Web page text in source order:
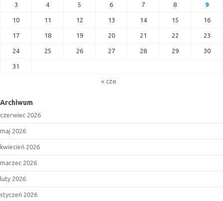
3 4 5 6 7 8 9
10 11 12 13 14 15 16
17 18 19 20 21 22 23
24 25 26 27 28 29 30
31
« cze
Archiwum
czerwiec 2026
maj 2026
kwiecień 2026
marzec 2026
luty 2026
styczeń 2026